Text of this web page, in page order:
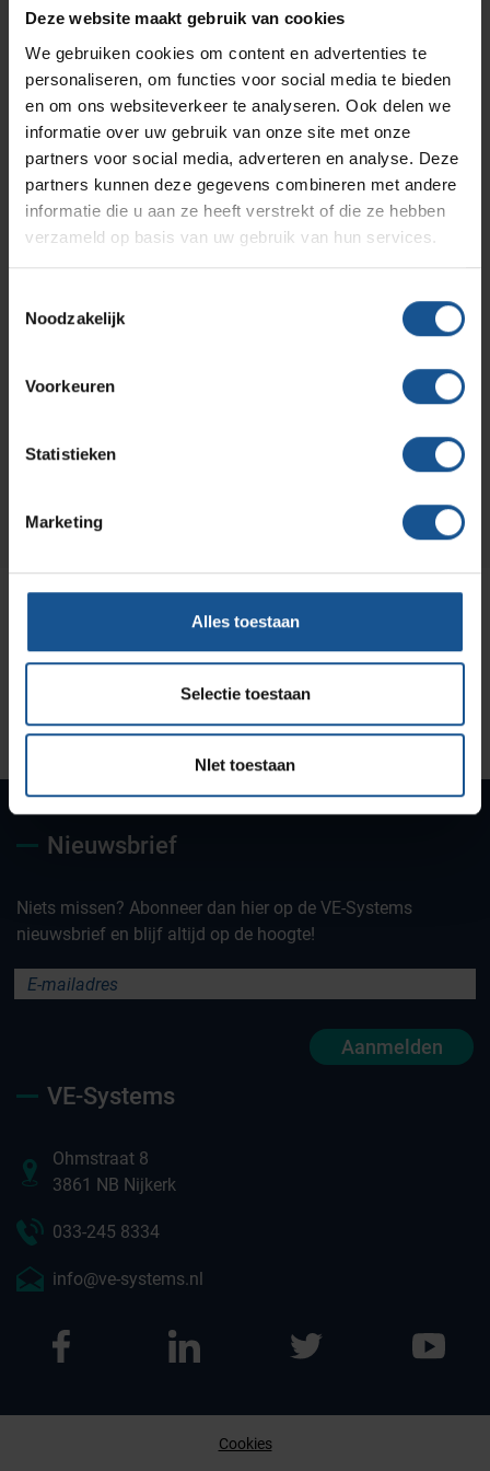
Deze website maakt gebruik van cookies
We gebruiken cookies om content en advertenties te
personaliseren, om functies voor social media te bieden
en om ons websiteverkeer te analyseren. Ook delen we
informatie over uw gebruik van onze site met onze
partners voor social media, adverteren en analyse. Deze
partners kunnen deze gegevens combineren met andere
informatie die u aan ze heeft verstrekt of die ze hebben
verzameld op basis van uw gebruik van hun services.
Noodzakelijk
Voorkeuren
Statistieken
Marketing
Alles toestaan
Selectie toestaan
NIet toestaan
Verzenden
Contact informatie
VE-Systems
3861 NB Nijkerk
deskundig advies
ervaring
Nieuwsbrief
Niets missen? Abonneer dan hier op de VE-Systems
nieuwsbrief en blijf altijd op de hoogte!
Aanmelden
VE-Systems
Ohmstraat 8
3861 NB Nijkerk
033-245 8334
info@ve-systems.nl
Cookies
Branches
Solutions
RVS Werkplekinrichting
Productlijnen
Medische afvalverpakkingen
Infectiepreventie en hygiëne
Assortiment
Onze merken
Hammerlit
Septodry
Metro
Zarges
Contact
Ons team
Klantcases
Vacatures